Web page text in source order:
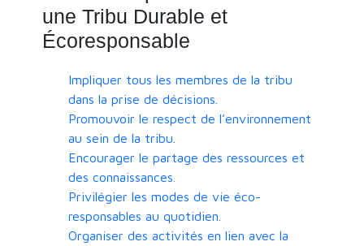
une Tribu Durable et
Écoresponsable
Impliquer tous les membres de la tribu
dans la prise de décisions.
Promouvoir le respect de l’environnement
au sein de la tribu.
Encourager le partage des ressources et
des connaissances.
Privilégier les modes de vie éco-
responsables au quotidien.
Organiser des activités en lien avec la